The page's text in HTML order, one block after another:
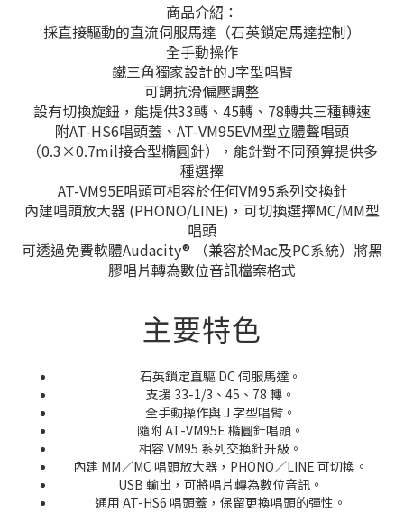
商品介紹：
採直接驅動的直流伺服馬達（石英鎖定馬達控制）
全手動操作
鐵三角獨家設計的J字型唱臂
可調抗滑偏壓調整
設有切換旋鈕，能提供33轉、45轉、78轉共三種轉速
附AT-HS6唱頭蓋、AT-VM95EVM型立體聲唱頭
（0.3×0.7mil接合型橢圓針），能針對不同預算提供多
種選擇
AT-VM95E唱頭可相容於任何VM95系列交換針
內建唱頭放大器 (PHONO/LINE)，可切換選擇MC/MM型
唱頭
可透過免費軟體Audacity® （兼容於Mac及PC系統）將黑
膠唱片轉為數位音訊檔案格式
主要特色
石英鎖定直驅 DC 伺服馬達。
支援 33-1/3、45、78 轉。
全手動操作與 J 字型唱臂。
隨附 AT-VM95E 橢圓針唱頭。
相容 VM95 系列交換針升級。
內建 MM／MC 唱頭放大器，PHONO／LINE 可切換。
USB 輸出，可將唱片轉為數位音訊。
通用 AT-HS6 唱頭蓋，保留更換唱頭的彈性。